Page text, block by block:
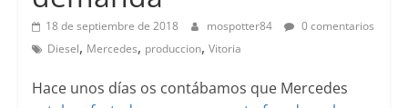
18 de septiembre de 2018 mospotter84
0 comentarios
Diesel, Mercedes, produccion, Vitoria
Hace unos días os contábamos que Mercedes